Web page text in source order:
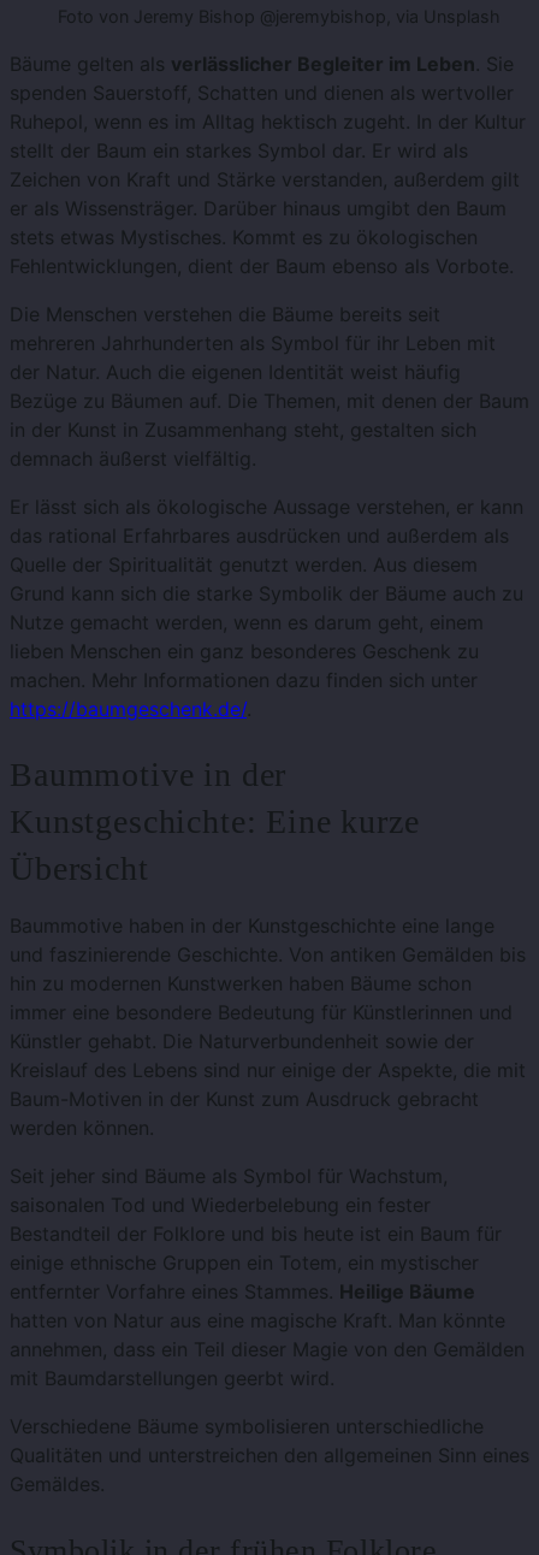
Foto von Jeremy Bishop @jeremybishop, via Unsplash
Bäume gelten als verlässlicher Begleiter im Leben. Sie
spenden Sauerstoff, Schatten und dienen als wertvoller
Ruhepol, wenn es im Alltag hektisch zugeht. In der Kultur
stellt der Baum ein starkes Symbol dar. Er wird als
Zeichen von Kraft und Stärke verstanden, außerdem gilt
er als Wissensträger. Darüber hinaus umgibt den Baum
stets etwas Mystisches. Kommt es zu ökologischen
Fehlentwicklungen, dient der Baum ebenso als Vorbote.
Die Menschen verstehen die Bäume bereits seit
mehreren Jahrhunderten als Symbol für ihr Leben mit
der Natur. Auch die eigenen Identität weist häufig
Bezüge zu Bäumen auf. Die Themen, mit denen der Baum
in der Kunst in Zusammenhang steht, gestalten sich
demnach äußerst vielfältig.
Er lässt sich als ökologische Aussage verstehen, er kann
das rational Erfahrbares ausdrücken und außerdem als
Quelle der Spiritualität genutzt werden. Aus diesem
Grund kann sich die starke Symbolik der Bäume auch zu
Nutze gemacht werden, wenn es darum geht, einem
lieben Menschen ein ganz besonderes Geschenk zu
machen. Mehr Informationen dazu finden sich unter
https://baumgeschenk.de/.
Baummotive in der
Kunstgeschichte: Eine kurze
Übersicht
Baummotive haben in der Kunstgeschichte eine lange
und faszinierende Geschichte. Von antiken Gemälden bis
hin zu modernen Kunstwerken haben Bäume schon
immer eine besondere Bedeutung für Künstlerinnen und
Künstler gehabt. Die Naturverbundenheit sowie der
Kreislauf des Lebens sind nur einige der Aspekte, die mit
Baum-Motiven in der Kunst zum Ausdruck gebracht
werden können.
Seit jeher sind Bäume als Symbol für Wachstum,
saisonalen Tod und Wiederbelebung ein fester
Bestandteil der Folklore und bis heute ist ein Baum für
einige ethnische Gruppen ein Totem, ein mystischer
entfernter Vorfahre eines Stammes. Heilige Bäume
hatten von Natur aus eine magische Kraft. Man könnte
annehmen, dass ein Teil dieser Magie von den Gemälden
mit Baumdarstellungen geerbt wird.
Verschiedene Bäume symbolisieren unterschiedliche
Qualitäten und unterstreichen den allgemeinen Sinn eines
Gemäldes.